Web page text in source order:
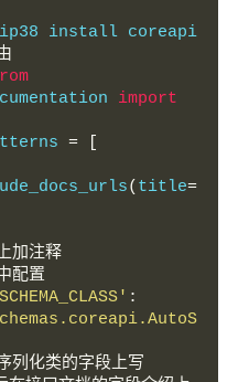
install coreapi
import
urlpatterns
=
( title=
加注释
配置
:
列化类的字段上写